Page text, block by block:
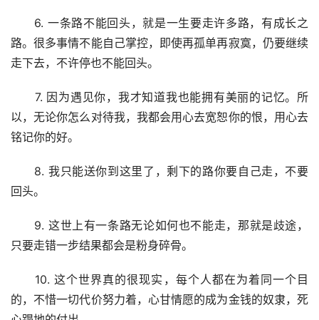
6. 一条路不能回头，就是一生要走许多路，有成长之
路。很多事情不能自己掌控，即使再孤单再寂寞，仍要继续
走下去，不许停也不能回头。
7. 因为遇见你，我才知道我也能拥有美丽的记忆。所
以，无论你怎么对待我，我都会用心去宽恕你的恨，用心去
铭记你的好。
8. 我只能送你到这里了，剩下的路你要自己走，不要
回头。
9. 这世上有一条路无论如何也不能走，那就是歧途，
只要走错一步结果都会是粉身碎骨。
10. 这个世界真的很现实，每个人都在为着同一个目
的，不惜一切代价努力着，心甘情愿的成为金钱的奴隶，死